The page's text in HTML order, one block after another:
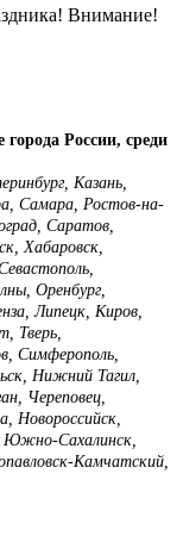
Внимание!
России, среди
Казань,
Самара, Ростов-на-
Саратов,
Хабаровск,
Оренбург,
Липецк, Киров,
Тверь,
Симферополь,
Нижний Тагил,
Череповец,
Новороссийск,
Южно-Сахалинск,
Камчатский,